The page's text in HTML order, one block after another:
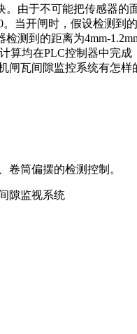
于不可能把传感器的
开闸时，假设检测到
到的距离为4mm-
算均在PLC控制器中完
间隙监控系统有怎样
筒偏摆的检测控制。